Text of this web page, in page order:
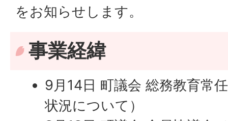
をお知らせします。
事業経緯
9月14日 町議会 総務教育常
状況について）